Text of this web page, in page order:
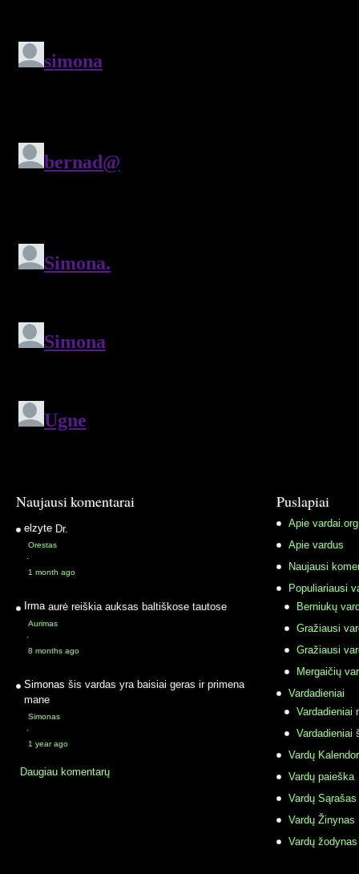
Naujausi komentarai
elzyte Dr.
Orestas
·
1 month ago
Irma aurė reiškia auksas baltiškose tautose
Aurimas
·
8 months ago
Simonas šis vardas yra baisiai geras ir primena
mane
Simonas
·
1 year ago
Daugiau komentarų
Puslapiai
Apie vardai.org
Apie vardus
Naujausi
Populiariausi
Berniukų
Gražiausi
Gražiausi
Mergaičių
Vardadieniai
Vardadieniai
Vardadieniai
Vardų
Vardų paieška
Vardų Sąrašas
Vardų Žinynas
Vardų